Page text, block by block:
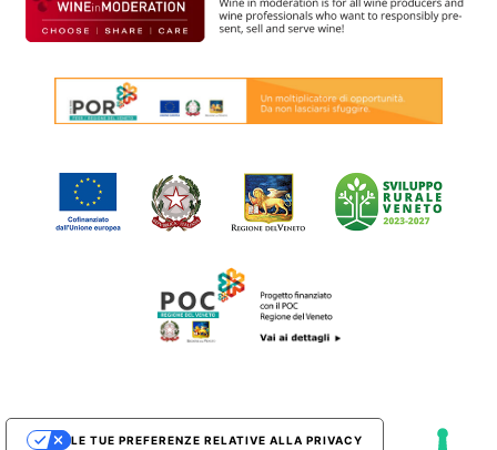
LE TUE PREFERENZE RELATIVE ALLA PRIVACY